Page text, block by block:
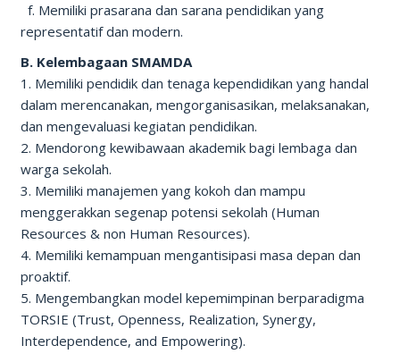
f. Memiliki prasarana dan sarana pendidikan yang
representatif dan modern.
B. Kelembagaan SMAMDA
1. Memiliki pendidik dan tenaga kependidikan yang handal
dalam merencanakan, mengorganisasikan, melaksanakan,
dan mengevaluasi kegiatan pendidikan.
2. Mendorong kewibawaan akademik bagi lembaga dan
warga sekolah.
3. Memiliki manajemen yang kokoh dan mampu
menggerakkan segenap potensi sekolah (Human
Resources & non Human Resources).
4. Memiliki kemampuan mengantisipasi masa depan dan
proaktif.
5. Mengembangkan model kepemimpinan berparadigma
TORSIE (Trust, Openness, Realization, Synergy,
Interdependence, and Empowering).